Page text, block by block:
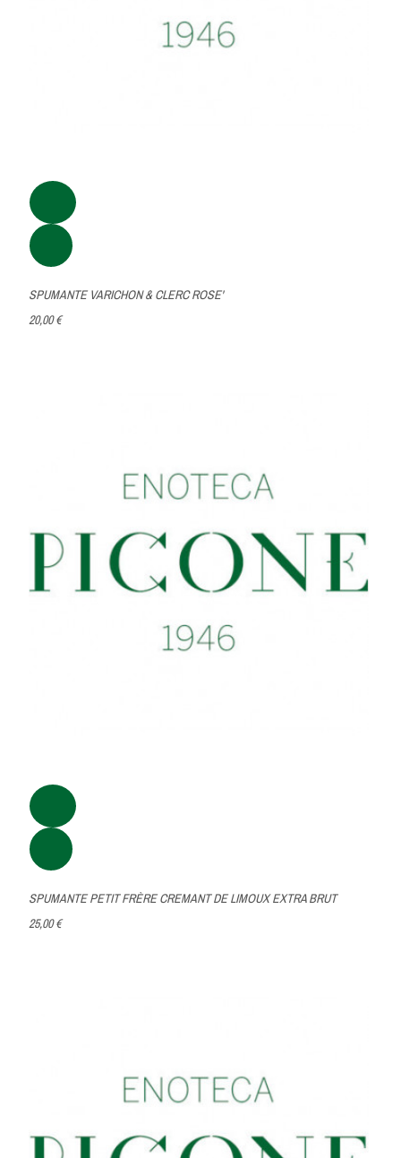
SPUMANTE VARICHON & CLERC ROSE'
20,00 €
SPUMANTE PETIT FRÈRE CREMANT DE LIMOUX EXTRA BRUT
25,00 €